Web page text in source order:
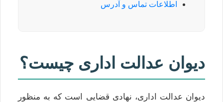
اطلاعات تماس و آدرس
دیوان عدالت اداری چیست؟
دیوان عدالت اداری، نهادی قضایی است که به منظور